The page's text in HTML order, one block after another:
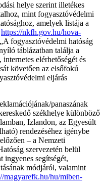
helye szerint illetékes
mint fogyasztóvédelmi
amelyek listája a
https://nkfh.gov.hu/hova-
fogyasztóvédelmi hatóság
táblázatban találja a
elérhetőségét és
követően az elsőfokú
eljárás
panaszának
székhelye különböző
Izlandon, az Egyesült
rendezéséhez igénybe
– a Nemzeti
szervezetén belül
segítségét,
módjáról, valamint
magyarefk.hu/hu/miben-